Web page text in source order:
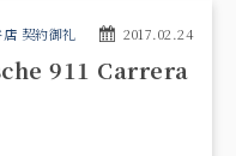
2017.02.24
契約御礼
911 Carrera